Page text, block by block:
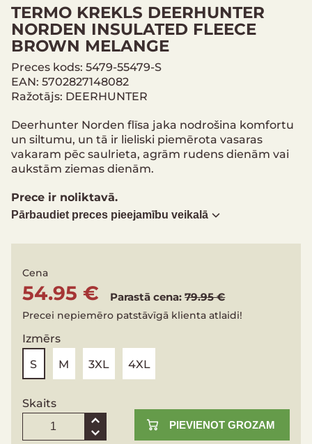
TERMO KREKLS DEERHUNTER
NORDEN INSULATED FLEECE
BROWN MELANGE
Preces kods: 5479-55479-S
EAN: 5702827148082
Ražotājs: DEERHUNTER
Deerhunter Norden flīsa jaka nodrošina komfortu
un siltumu, un tā ir lieliski piemērota vasaras
vakaram pēc saulrieta, agrām rudens dienām vai
aukstām ziemas dienām.
Prece ir noliktavā.
Pārbaudiet preces pieejamību veikalā
Cena
54.95 € Parastā cena:79.95 €
Precei nepiemēro patstāvīgā klienta atlaidi!
Izmērs
S
M 3XL 4XL
Skaits
PIEVIENOT GROZAM